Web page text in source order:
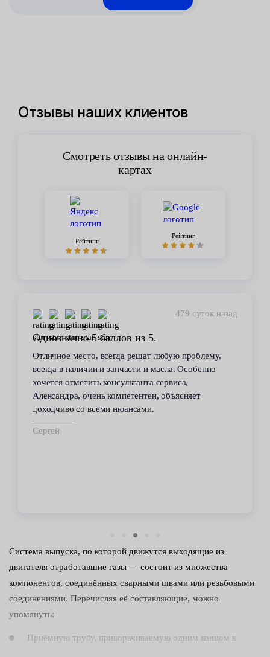
Отзывы наших клиентов
Смотреть отзывы на онлайн-
картах
Рейтинг
Рейтинг
450 суток назад
Стабильное качество
В течение 6 лет пользуюсь услугами данного
сервиса. Высокий профессионализм персонала
всегда помогал решить возникающие с
автомобилем проблемы. Все работы по
техобслуживанию проводились качественно и в
срок.
Система выпуска, по которой движутся выходящие из
двигателя отработавшие газы — состоит из множества
компонентов, соединённых сварными швами или резьбовыми
соединениями. Перечисляя её составляющие, можно
упомянуть:
Приёмную трубу, приворачиваемую одним концом к